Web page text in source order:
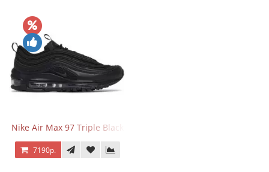
Nike Air Max 97 Triple Black
7190р.